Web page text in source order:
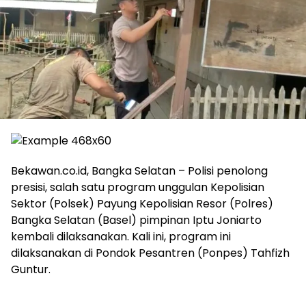
Bekawan.co.id, Bangka Selatan – Polisi penolong
presisi, salah satu program unggulan Kepolisian
Sektor (Polsek) Payung Kepolisian Resor (Polres)
Bangka Selatan (Basel) pimpinan Iptu Joniarto
kembali dilaksanakan. Kali ini, program ini
dilaksanakan di Pondok Pesantren (Ponpes) Tahfizh
Guntur.